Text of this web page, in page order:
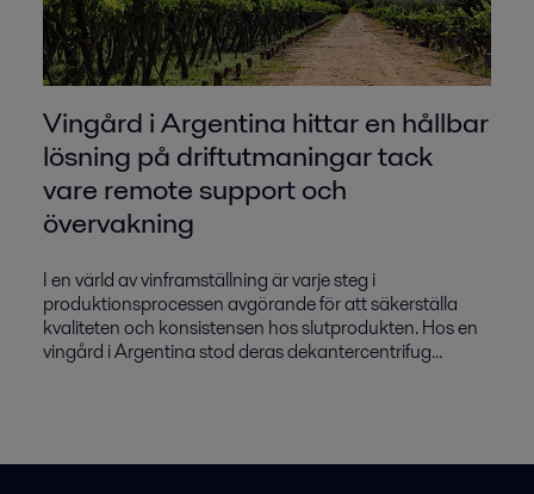
Vingård i Argentina hittar en hållbar
lösning på driftutmaningar tack
vare remote support och
övervakning
I en värld av vinframställning är varje steg i
produktionsprocessen avgörande för att säkerställa
kvaliteten och konsistensen hos slutprodukten. Hos en
vingård i Argentina stod deras dekantercentrifug...